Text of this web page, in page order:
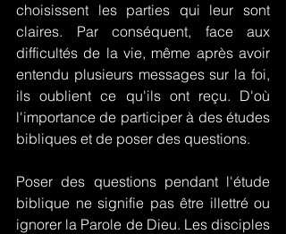
choisissent les parties qui leur sont
claires. Par conséquent, face aux
difficultés de la vie, même après avoir
entendu plusieurs messages sur la foi,
ils oublient ce qu'ils ont reçu. D'où
l'importance de participer à des études
bibliques et de poser des questions.
Poser des questions pendant l'étude
biblique ne signifie pas être illettré ou
ignorer la Parole de Dieu. Les disciples